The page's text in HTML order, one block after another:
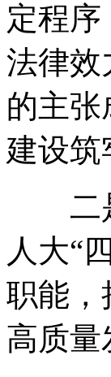
定程序
法律效
的主
建设筑
二是
人大“
职能 ，
高质量